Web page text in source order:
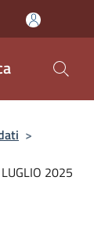
>
2025